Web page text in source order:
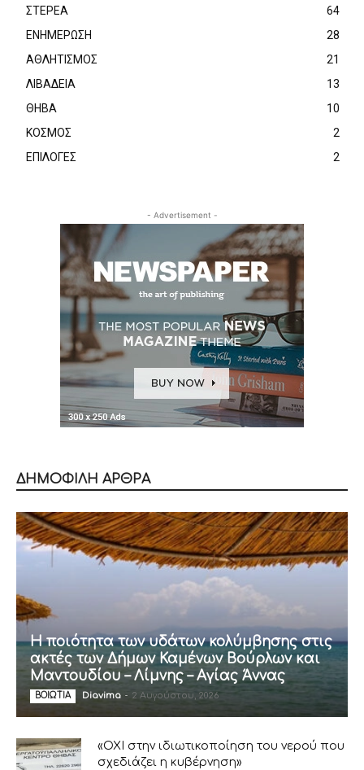
ΣΤΕΡΕΑ
64
ΕΝΗΜΕΡΩΣΗ
28
ΑΘΛΗΤΙΣΜΟΣ
21
ΛΙΒΑΔΕΙΑ
13
ΘΗΒΑ
10
ΚΟΣΜΟΣ
2
ΕΠΙΛΟΓΕΣ
2
- Advertisement -
ΔΗΜΟΦΙΛΗ ΑΡΘΡΑ
Η ποιότητα των υδάτων κολύμβησης στις
ακτές των Δήμων Καμένων Βούρλων και
Μαντουδίου – Λίμνης – Αγίας Άννας
ΒΟΙΩΤΙΑ Diavima - 2 Αυγούστου, 2026
«ΟΧΙ στην ιδιωτικοποίηση του νερού που
σχεδιάζει η κυβέρνηση»